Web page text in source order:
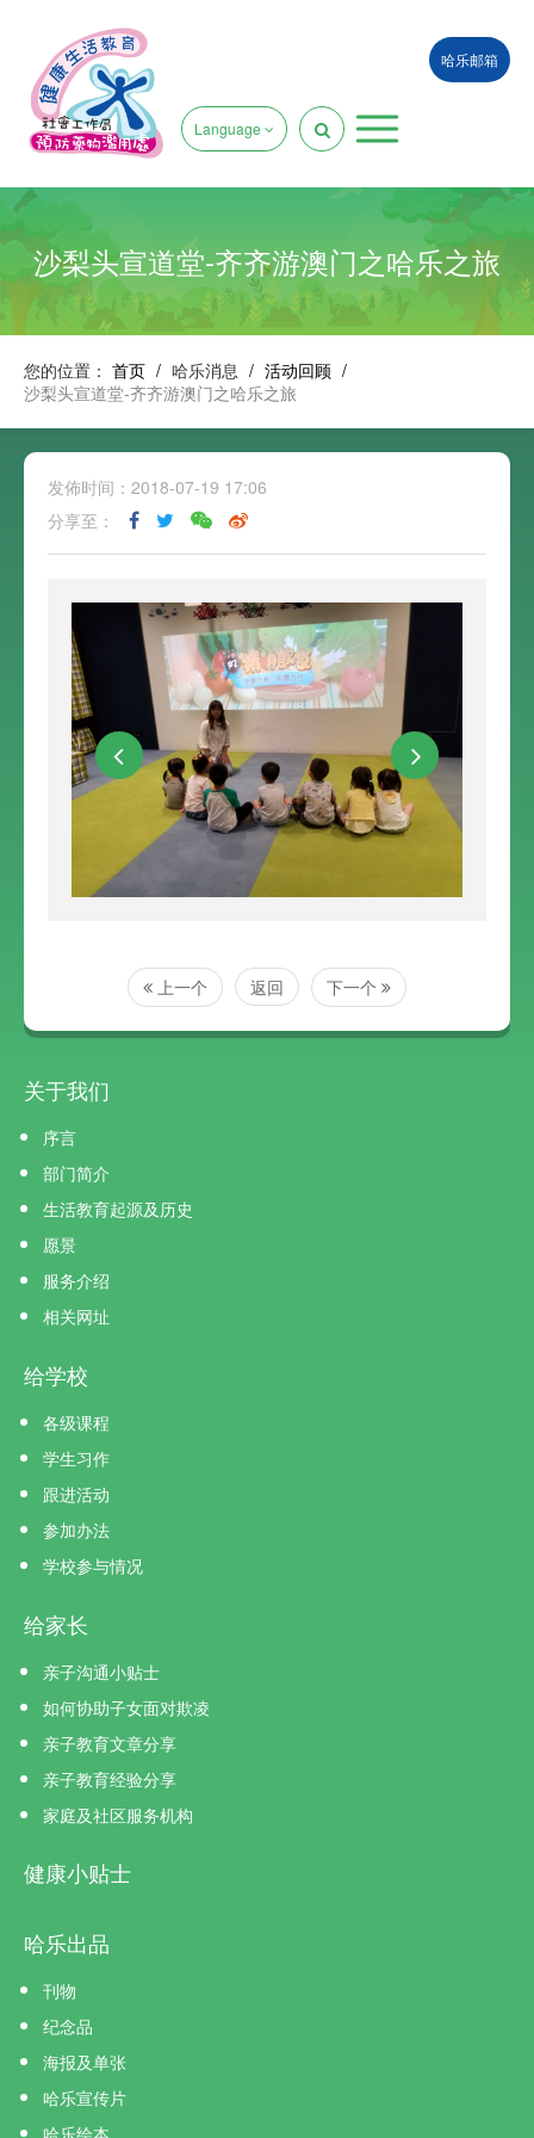
哈乐邮箱
Language
沙梨头宣道堂-齐齐游澳门之哈乐之旅
您的位置： 首页 / 哈乐消息 / 活动回顾 /
沙梨头宣道堂-齐齐游澳门之哈乐之旅
发佈时间：2018-07-19 17:06
分享至：
上一个 返回 下一个
关于我们
序言
部门简介
生活教育起源及历史
愿景
服务介绍
相关网址
给学校
各级课程
学生习作
跟进活动
参加办法
学校参与情况
给家长
亲子沟通小贴士
如何协助子女面对欺凌
亲子教育文章分享
亲子教育经验分享
家庭及社区服务机构
健康小贴士
哈乐出品
刊物
纪念品
海报及单张
哈乐宣传片